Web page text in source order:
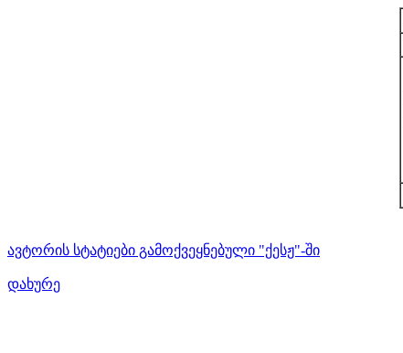
ავტორის სტატიები გამოქვეყნებული "ქესჟ"-ში
დახურე